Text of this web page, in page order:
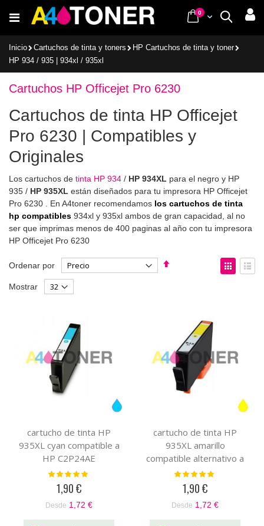
al
Buscar
Cart
0items
Inicio Cartuchos de tinta y toners
HP Cartuchos de tinta y toner
HP 934 / 935 | 934xl / 935xl
Cartuchos HP Officejet Pro 6230
Cartuchos de tinta HP Officejet
Pro 6230 | Compatibles y
Originales
Los cartuchos de tinta HP 934 / HP 934XL para el negro y HP
935 / HP 935XL están diseñados para tu impresora HP Officejet
Pro 6230 . En A4toner recomendamos los cartuchos de tinta
hp compatibles 934xl y 935xl ambos de gran capacidad, al no
ser que imprimas menos de 400 paginas al año con tu impresora
HP Officejet Pro 6230
Ordenar por
Fijar
Ver
como
Mostrar
cartucho de tinta HP
935XL cyan compatible a
HP C2P24AE
Valoración:
1,90 €
Desde 1,72 €
cartucho de tinta HP
935XL amarillo
compatible alternativo a
HP C2P26AE
Valoración:
1,90 €
Desde 1,72 €